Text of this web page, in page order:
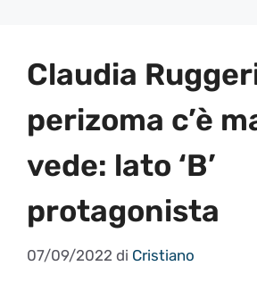
Claudia
perizoma c’è
vede: lato ‘B’
protagonista
07/09/2022 di Cristiano